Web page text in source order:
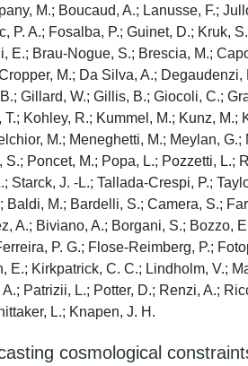
M.; Boucaud, A.; Lanusse, F.;
P. A.; Fosalba, P.; Guinet, D.; Kruk,
E.; Brau-Nogue, S.; Brescia, M.;
M.; Da Silva, A.;
Gillard, W.; Gillis, B.; Giocoli, C.;
Kohley, R.; Kummel, M.; Kunz,
M.; Meneghetti, M.; Meylan,
S.; Poncet, M.; Popa, L.; Pozzetti,
Starck, J. -L.; Tallada-Crespi, P.;
M.; Bardelli, S.; Camera, S.;
A.; Biviano, A.; Borgani, S.; Bozzo,
P. G.; Flose-Reimberg, P.;
E.; Kirkpatrick, C. C.; Lindholm, V.;
Patrizii, L.; Potter, D.; Renzi, A.;
L.; Knapen, J. H.
cosmological